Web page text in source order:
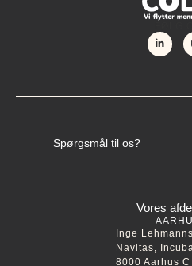
Spørgsmål til os?
Vores
Inge
Navitas,
8000 Aarhus C